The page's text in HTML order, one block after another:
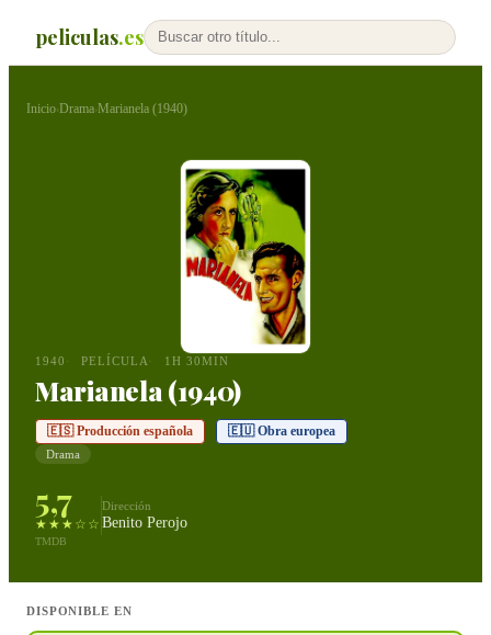
peliculas.es
Inicio›Drama›Marianela (1940)
1940 PELÍCULA 1H 30MIN
Marianela (1940)
🇪🇸 Producción española 🇪🇺 Obra europea
Drama
5,7
★★★☆☆
TMDB
Dirección
Benito Perojo
DISPONIBLE EN